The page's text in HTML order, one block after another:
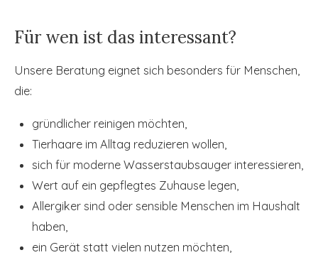
Für wen ist das interessant?
Unsere Beratung eignet sich besonders für Menschen,
die:
gründlicher reinigen möchten,
Tierhaare im Alltag reduzieren wollen,
sich für moderne Wasserstaubsauger interessieren,
Wert auf ein gepflegtes Zuhause legen,
Allergiker sind oder sensible Menschen im Haushalt
haben,
ein Gerät statt vielen nutzen möchten,